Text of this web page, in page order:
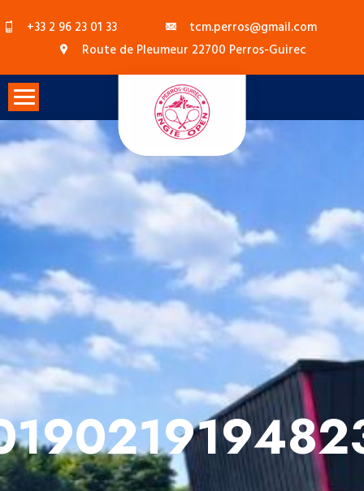
to
+33 2 96 23 01 33
tcm.perros@gmail.com
Route de Pleumeur 22700 Perros-Guirec